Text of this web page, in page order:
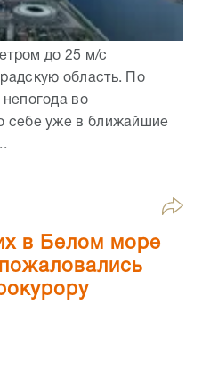
до 25 м/с
область. По
во
себе уже в ближайшие
в Белом море